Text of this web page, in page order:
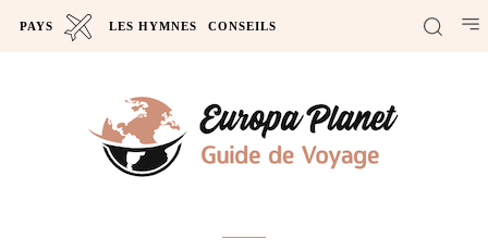
PAYS LES HYMNES CONSEILS